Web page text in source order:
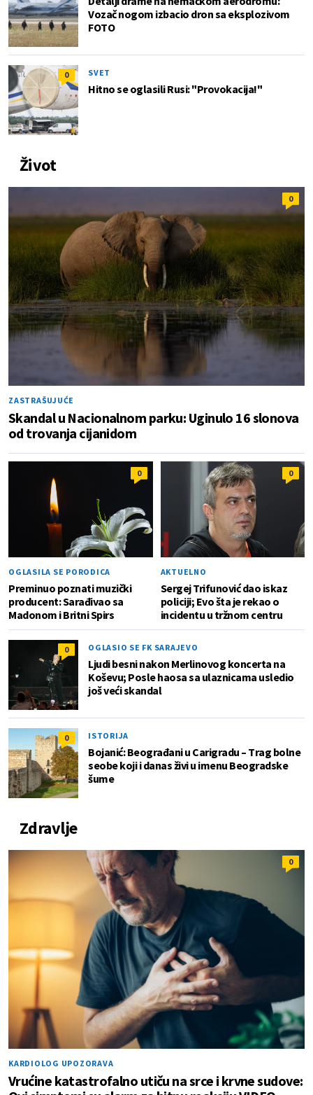
Vozač nogom izbacio dron sa eksplozivom
FOTO
0 SVET
Hitno se oglasili Rusi: "Provokacija!"
Život
0
ZASTRAŠUJUĆE
Skandal u Nacionalnom parku: Uginulo 16 slonova
od trovanja cijanidom
0
OGLASILA SE PORODICA
Preminuo poznati muzički
producent: Sarađivao sa
Madonom i Britni Spirs
0
AKTUELNO
Sergej Trifunović dao iskaz
policiji; Evo šta je rekao o
incidentu u tržnom centru
0 OGLASIO SE FK SARAJEVO
Ljudi besni nakon Merlinovog koncerta na
Koševu; Posle haosa sa ulaznicama usledio
još veći skandal
0 ISTORIJA
Bojanić: Beograđani u Carigradu – Тrag bolne
seobe koji i danas živi u imenu Beogradske
šume
Zdravlje
0
KARDIOLOG UPOZORAVA
Vrućine katastrofalno utiču na srce i krvne sudove: